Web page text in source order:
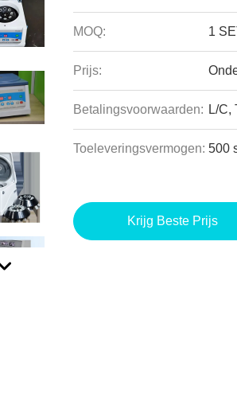
MOQ: 1
Prijs:
Betalingsvoorwaarden: L/C,
Toeleveringsvermogen: 500
Krijg Beste Prijs